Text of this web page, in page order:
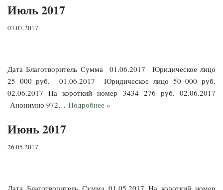
Июль 2017
03.07.2017
Дата Благотворитель Сумма 01.06.2017 Юридическое лицо
25 000 руб. 01.06.2017 Юридическое лицо 50 000 руб.
02.06.2017 На короткий номер 3434 276 руб. 02.06.2017
Анонимно 972… Подробнее »
Июнь 2017
26.05.2017
Дата Благотворитель Сумма 01.05.2017 На короткий номер